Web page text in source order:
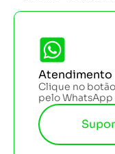
Atendimento
Clique no
pelo WhatsApp